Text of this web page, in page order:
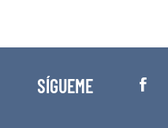
SÍGUEME